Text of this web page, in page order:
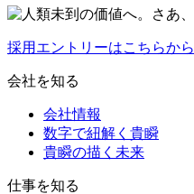
採用エントリーはこちらから
会社を知る
会社情報
数字で紐解く貴瞬
貴瞬の描く未来
仕事を知る